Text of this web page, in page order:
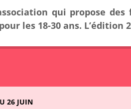
qui propose
les 18-30 ans.
26 JUIN